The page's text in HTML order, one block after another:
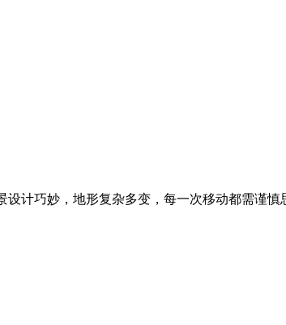
计巧妙，地形复杂多变，每一次移动都需谨慎